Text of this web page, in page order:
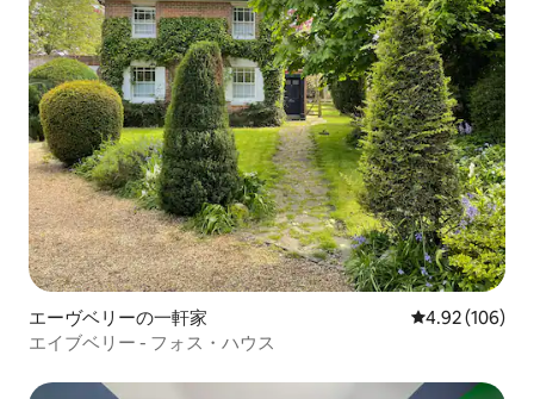
エーヴベリーの一軒家 レビュー106
4.92 (106)
エイブベリー - フォス・ハウス